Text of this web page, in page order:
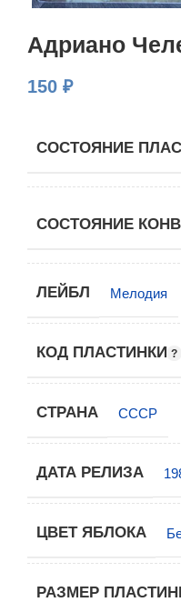
Адриано
150 ₽
СОСТОЯНИЕ
СОСТОЯНИЕ
ЛЕЙБЛ Мелодия
КОД ПЛАСТИНКИ
СТРАНА СССР
ДАТА РЕЛИЗА
ЦВЕТ ЯБЛОКА
РАЗМЕР